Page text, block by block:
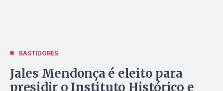
BASTIDORES
Jales Mendonça é eleito para
presidir o Instituto Histórico e